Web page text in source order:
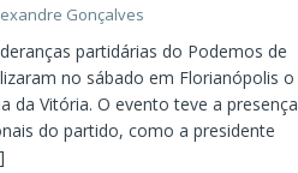
Gonçalves
partidárias do Podemos de
no sábado em Florianópolis o
da Vitória. O evento teve a presença
do partido, como a presidente